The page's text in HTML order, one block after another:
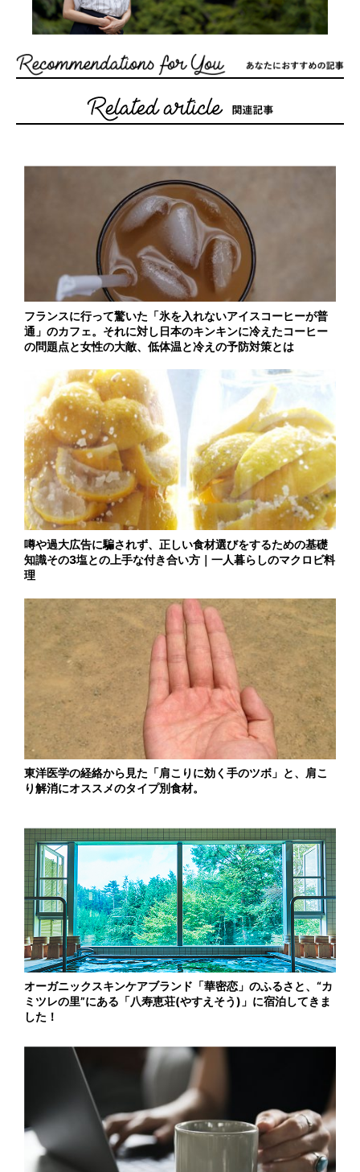
フランスに行って驚いた「氷を入れないアイスコーヒーが普
通」のカフェ。それに対し日本のキンキンに冷えたコーヒー
の問題点と女性の大敵、低体温と冷えの予防対策とは
噂や過大広告に騙されず、正しい食材選びをするための基礎
知識その3塩との上手な付き合い方｜一人暮らしのマクロビ料
理
東洋医学の経絡から見た「肩こりに効く手のツボ」と、肩こ
り解消にオススメのタイプ別食材。
オーガニックスキンケアブランド「華密恋」のふるさと、“カ
ミツレの里”にある「八寿恵荘(やすえそう)」に宿泊してきま
した！